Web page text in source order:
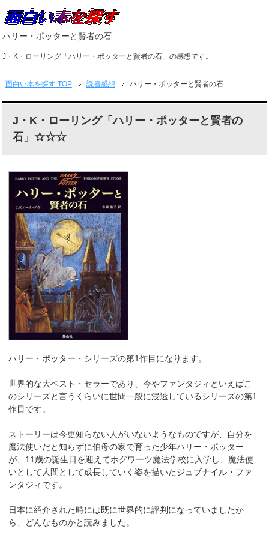
ハリー・ポッターと賢者の石
J・K・ローリング「ハリー・ポッターと賢者の石」の感想です。
面白い本を探すTOP 読書感想 ハリー・ポッターと賢者の石
J・K・ローリング「ハリー・ポッターと賢者の
石」☆☆☆
ハリー・ポッター・シリーズの第1作目になります。
世界的な大ベスト・セラーであり、今やファンタジィといえばこ
のシリーズと言うくらいに世間一般に浸透しているシリーズの第1
作目です。
ストーリーは今更知らない人がいないようなものですが、自分を
魔法使いだと知らずに伯母の家で育った少年ハリー・ポッター
が、11歳の誕生日を迎えてホグワーツ魔法学校に入学し、魔法使
いとして人間として成長していく姿を描いたジュブナイル・ファ
ンタジィです。
日本に紹介された時には既に世界的に評判になっていましたか
ら、どんなものかと読みました。